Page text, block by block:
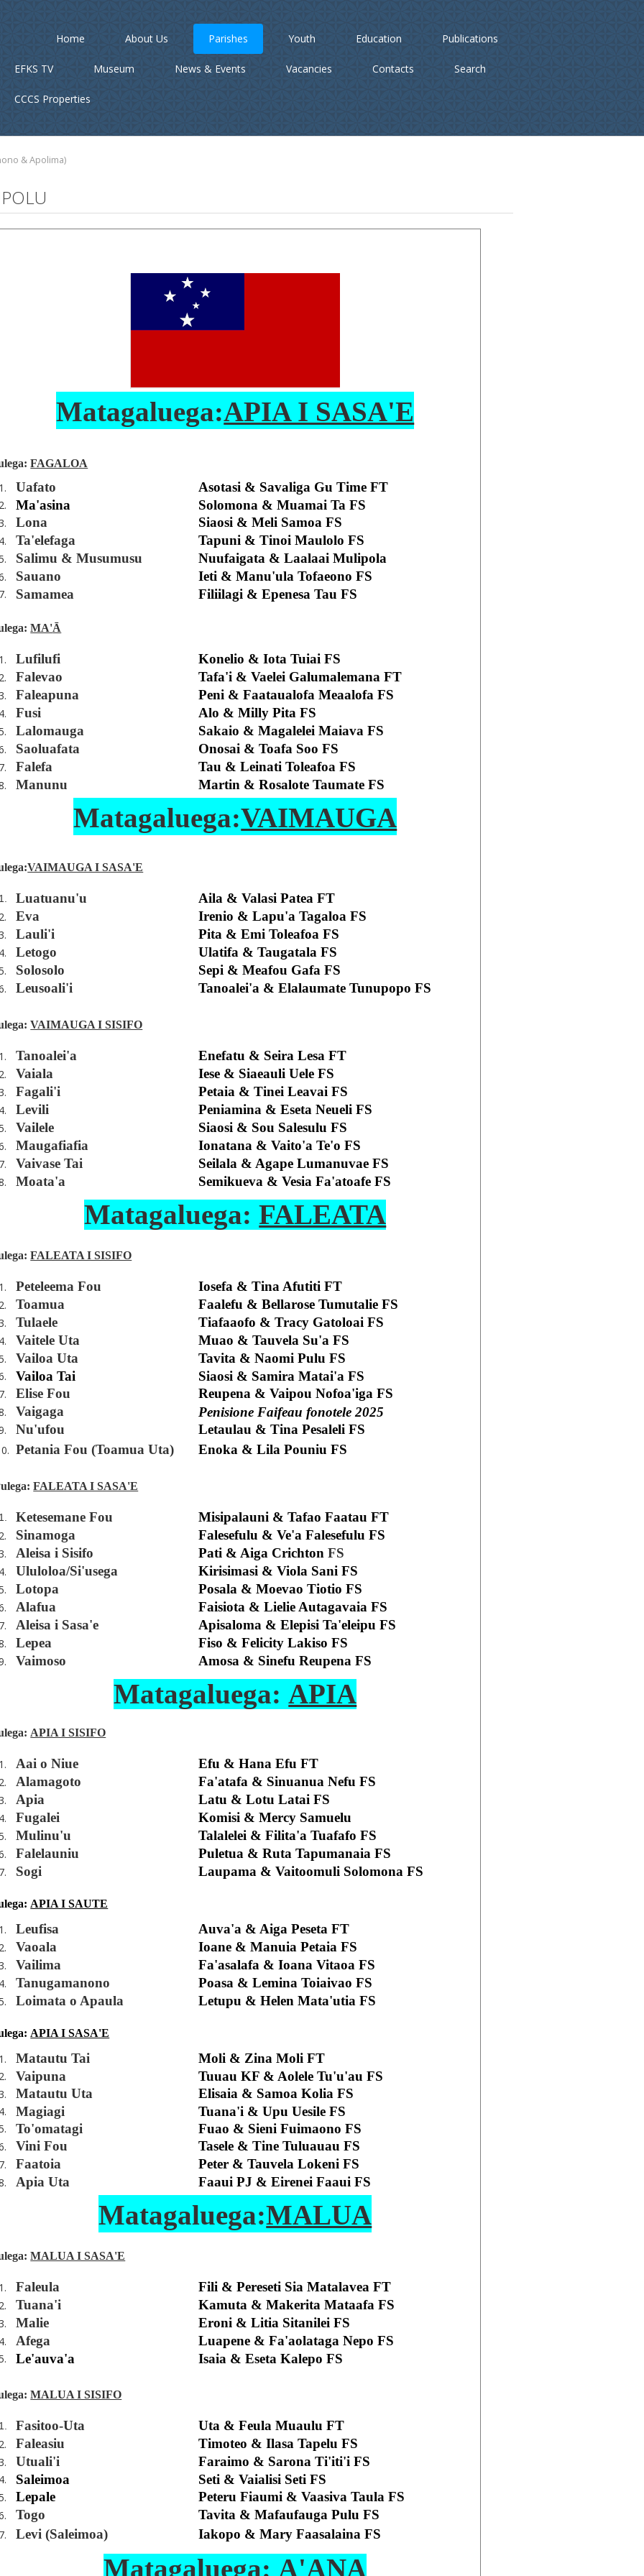
Home About Us Parishes Youth Education Publications
EFKS TV Museum News & Events Vacancies Contacts Search
CCCS Properties
& Apolima)
Matagaluega:APIA I SASA'E
FAGALOA
Uafato Asotasi & Savaliga Gu Time FT
Ma'asina Solomona & Muamai Ta FS
Lona Siaosi & Meli Samoa FS
Ta'elefaga Tapuni & Tinoi Maulolo FS
Salimu & Musumusu Nuufaigata & Laalaai Mulipola
Sauano Ieti & Manu'ula Tofaeono FS
Samamea Filiilagi & Epenesa Tau FS
MA'Ā
Lufilufi Konelio & Iota Tuiai FS
Falevao Tafa'i & Vaelei Galumalemana FT
Faleapuna Peni & Faataualofa Meaalofa FS
Fusi Alo & Milly Pita FS
Lalomauga Sakaio & Magalelei Maiava FS
Saoluafata Onosai & Toafa Soo FS
Falefa Tau & Leinati Toleafoa FS
Manunu Martin & Rosalote Taumate FS
Matagaluega:VAIMAUGA
:VAIMAUGA I SASA'E
Luatuanu'u Aila & Valasi Patea FT
Eva Irenio & Lapu'a Tagaloa FS
Lauli'i Pita & Emi Toleafoa FS
Letogo Ulatifa & Taugatala FS
Solosolo Sepi & Meafou Gafa FS
Leusoali'i Tanoalei'a & Elalaumate Tunupopo FS
:VAIMAUGA I SISIFO
Tanoalei'a Enefatu & Seira Lesa FT
Vaiala Iese & Siaeauli Uele FS
Fagali'i Petaia & Tinei Leavai FS
Levili Peniamina & Eseta Neueli FS
Vailele Siaosi & Sou Salesulu FS
Maugafiafia Ionatana & Vaito'a Te'o FS
Vaivase Tai Seilala & Agape Lumanuvae FS
Moata'a Semikueva & Vesia Fa'atoafe FS
Matagaluega:FALEATA
FALEATA I SISIFO
Peteleema Fou Iosefa & Tina Afutiti FT
Toamua Faalefu & Bellarose Tumutalie FS
Tulaele Tiafaaofo & Tracy Gatoloai FS
Vaitele Uta Muao & Tauvela Su'a FS
Vailoa Uta Tavita & Naomi Pulu FS
Vailoa Tai Siaosi & Samira Matai'a FS
Elise Fou Reupena & Vaipou Nofoa'iga FS
Vaigaga Penisione Faifeau fonotele 2025
Nu'ufou Letaulau & Tina Pesaleli FS
Petania Fou (Toamua Uta) Enoka & Lila Pouniu FS
FALEATA I SASA'E
Ketesemane Fou Misipalauni & Tafao Faatau FT
Sinamoga Falesefulu & Ve'a Falesefulu FS
Aleisa i Sisifo Pati & Aiga Crichton FS
Ululoloa/Si'usega Kirisimasi & Viola Sani FS
Lotopa Posala & Moevao Tiotio FS
Alafua Faisiota & Lielie Autagavaia FS
Aleisa i Sasa'e Apisaloma & Elepisi Ta'eleipu FS
Lepea Fiso & Felicity Lakiso FS
Vaimoso Amosa & Sinefu Reupena FS
Matagaluega:APIA
APIA I SISIFO
Aai o Niue Efu & Hana Efu FT
Alamagoto Fa'atafa & Sinuanua Nefu FS
Apia Latu & Lotu Latai FS
Fugalei Komisi & Mercy Samuelu
Mulinu'u Talalelei & Filita'a Tuafafo FS
Falelauniu Puletua & Ruta Tapumanaia FS
Sogi Laupama & Vaitoomuli Solomona FS
APIA I SAUTE
Leufisa Auva'a & Aiga Peseta FT
Vaoala Ioane & Manuia Petaia FS
Vailima Fa'asalafa & Ioana Vitaoa FS
Tanugamanono Poasa & Lemina Toiaivao FS
Loimata o Apaula Letupu & Helen Mata'utia FS
APIA I SASA'E
Matautu Tai Moli & Zina Moli FT
Vaipuna Tuuau KF & Aolele Tu'u'au FS
Matautu Uta Elisaia & Samoa Kolia FS
Magiagi Tuana'i & Upu Uesile FS
To'omatagi Fuao & Sieni Fuimaono FS
Vini Fou Tasele & Tine Tuluauau FS
Faatoia Peter & Tauvela Lokeni FS
Apia Uta Faaui PJ & Eirenei Faaui FS
Matagaluega:MALUA
:MALUA I SASA'E
Faleula Fili & Pereseti Sia Matalavea FT
Tuana'i Kamuta & Makerita Mataafa FS
Malie Eroni & Litia Sitanilei FS
Afega Luapene & Fa'aolataga Nepo FS
Le'auva'a Isaia & Eseta Kalepo FS
:MALUA I SISIFO
Fasitoo-Uta Uta & Feula Muaulu FT
Faleasiu Timoteo & Ilasa Tapelu FS
Utuali'i Faraimo & Sarona Ti'iti'i FS
Saleimoa Seti & Vaialisi Seti FS
Lepale Peteru Fiaumi & Vaasiva Taula FS
Togo Tavita & Mafaufauga Pulu FS
Levi (Saleimoa) Iakopo & Mary Faasalaina FS
Matagaluega: A'ANA